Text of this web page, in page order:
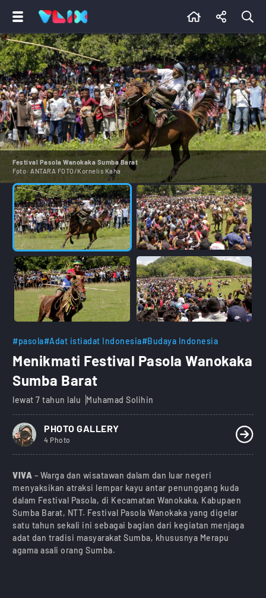
Festival Pasola Wanokaka Sumba Barat
Foto: ANTARA FOTO/Kornelis Kaha
#pasola#Adat istiadat Indonesia#Budaya Indonesia
Menikmati Festival Pasola Wanokaka
Sumba Barat
lewat 7 tahun lalu Muhamad Solihin
PHOTO GALLERY
4 Photo
VIVA – Warga dan wisatawan dalam dan luar negeri
menyaksikan atraksi lempar kayu antar penunggang kuda
dalam Festival Pasola, di Kecamatan Wanokaka, Kabupaen
Sumba Barat, NTT. Festival Pasola Wanokaka yang digelar
satu tahun sekali ini sebagai bagian dari kegiatan menjaga
adat dan tradisi masyarakat Sumba, khususnya Merapu
agama asali orang Sumba.